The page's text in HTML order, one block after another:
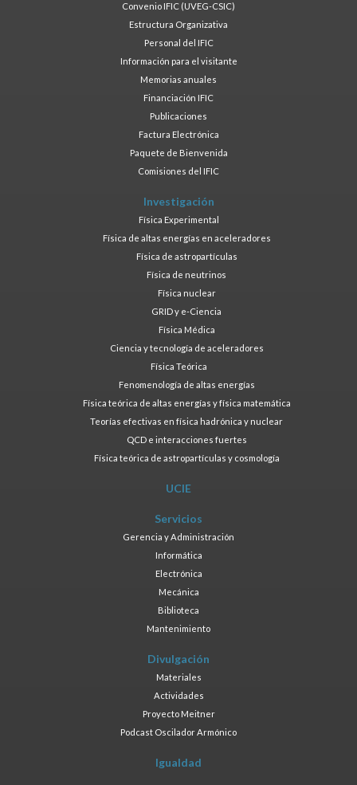
Convenio IFIC (UVEG-CSIC)
Estructura Organizativa
Personal del IFIC
Información para el visitante
Memorias anuales
Financiación IFIC
Publicaciones
Factura Electrónica
Paquete de Bienvenida
Comisiones del IFIC
Investigación
Física Experimental
Física de altas energías en aceleradores
Física de astropartículas
Física de neutrinos
Física nuclear
GRID y e-Ciencia
Física Médica
Ciencia y tecnología de aceleradores
Física Teórica
Fenomenología de altas energías
Física teórica de altas energías y física matemática
Teorías efectivas en física hadrónica y nuclear
QCD e interacciones fuertes
Física teórica de astropartículas y cosmología
UCIE
Servicios
Gerencia y Administración
Informática
Electrónica
Mecánica
Biblioteca
Mantenimiento
Divulgación
Materiales
Actividades
Proyecto Meitner
Podcast Oscilador Armónico
Igualdad